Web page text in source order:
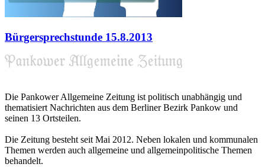
Bürgersprechstunde 15.8.2013
Die Pankower Allgemeine Zeitung ist politisch unabhängig und
thematisiert Nachrichten aus dem Berliner Bezirk Pankow und
seinen 13 Ortsteilen.
Die Zeitung besteht seit Mai 2012. Neben lokalen und kommunalen
Themen werden auch allgemeine und allgemeinpolitische Themen
behandelt.